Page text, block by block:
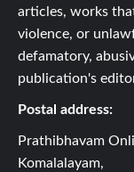
articles, works
violence, or
defamatory,
publication's
Postal address:
Prathibhavam
Komalalayam,